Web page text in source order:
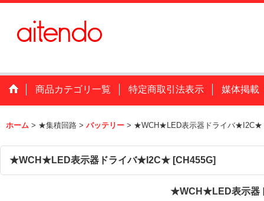
商品カテゴリ一覧 特定商取引法表示 媒体掲載
ホーム > ★集積回路 > バッテリー > ★WCH★LED表示器ドライバ★I2C★
★WCH★LED表示器ドライバ★I2C★ [CH455G]
★WCH★LED表示器